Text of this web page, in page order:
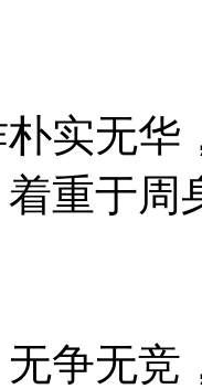
无华
重于周
无竞